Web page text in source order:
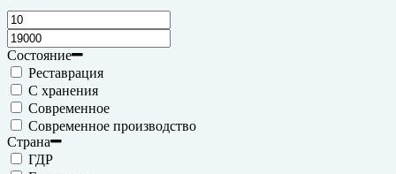
Состояние
Реставрация
С хранения
Современное
Современное производство
Страна
ГДР